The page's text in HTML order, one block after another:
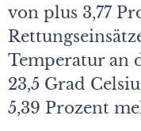
von plus 3,77
Temperatur an
23,5 Grad
5,39 Prozent